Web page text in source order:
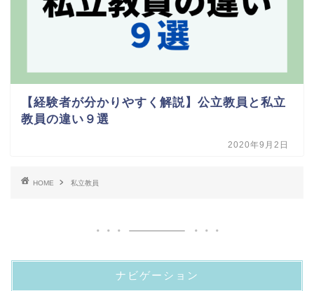
【経験者が分かりやすく解説】公立教員と私立
教員の違い９選
2020年9月2日
HOME 私立教員
ナビゲーション